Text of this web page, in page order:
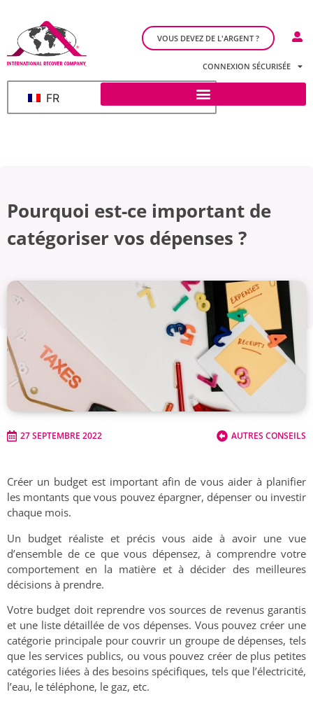
FR
VOUS DEVEZ DE L'ARGENT ?
CONNEXION SÉCURISÉE
Pourquoi est-ce important de
catégoriser vos dépenses ?
27 SEPTEMBRE 2022 AUTRES CONSEILS
Créer un budget est important afin de vous aider à planifier
les montants que vous pouvez épargner, dépenser ou investir
chaque mois.
Un budget réaliste et précis vous aide à avoir une vue
d’ensemble de ce que vous dépensez, à comprendre votre
comportement en la matière et à décider des meilleures
décisions à prendre.
Votre budget doit reprendre vos sources de revenus garantis
et une liste détaillée de vos dépenses. Vous pouvez créer une
catégorie principale pour couvrir un groupe de dépenses, tels
que les services publics, ou vous pouvez créer de plus petites
catégories liées à des besoins spécifiques, tels que l’électricité,
l’eau, le téléphone, le gaz, etc.